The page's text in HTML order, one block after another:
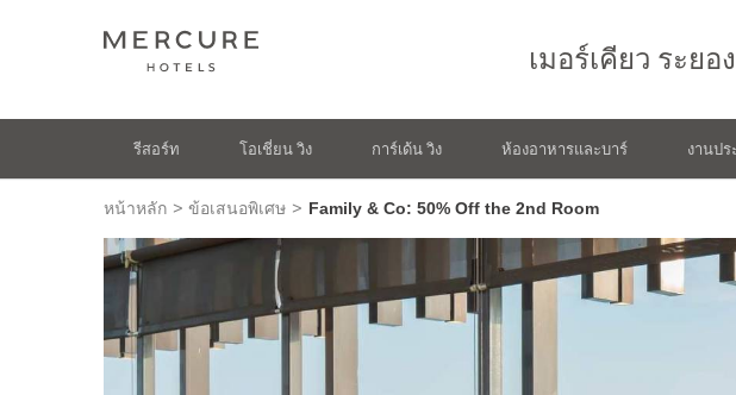
เมอร์เคียว ระยอ
รีสอร์ท โอเชี่ยน วิง การ์เด้น วิง ห้องอาหารและบาร์ งานป
หน้าหลัก > ข้อเสนอพิเศษ > Family & Co: 50% Off the 2nd Room